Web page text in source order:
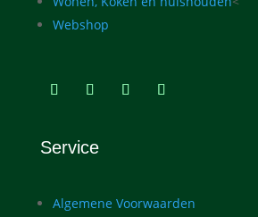
Webshop
Service
Algemene Voorwaarden